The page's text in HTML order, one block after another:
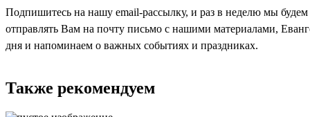
Подпишитесь на нашу email-рассылку, и раз в неделю мы будем
отправлять Вам на почту письмо с нашими материалами,
дня и напоминаем о важных событиях и праздниках.
Также рекомендуем